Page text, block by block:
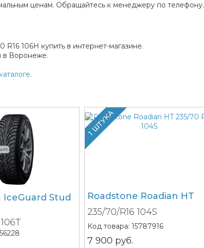
ценам. Обращайтесь к менеджеру по телефону.
106H купить в интернет-магазине.
в Воронеже.
каталоге.
IceGuard Stud
1 ШТУКА
Roadstone Roadian HT
235/70/R16 104S
Код товара: 15787916
7 900 руб.